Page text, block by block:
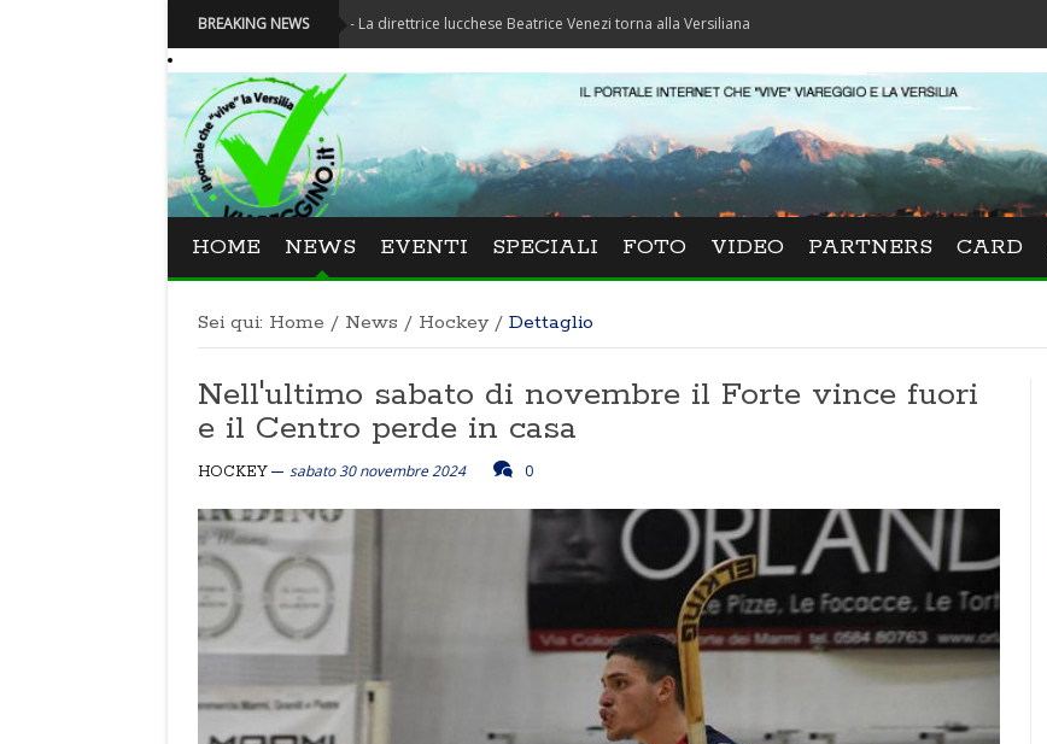
BREAKING NEWS
Festival La Versiliana - La direttrice lucchese Beatrice Venezi torna alla Versiliana
HOME NEWS EVENTI SPECIALI FOTO VIDEO PARTNERS CARD
Sei qui: Home / News / Hockey / Dettaglio
Nell'ultimo sabato di novembre il Forte vince fuori
e il Centro perde in casa
HOCKEY sabato 30 novembre 2024 0